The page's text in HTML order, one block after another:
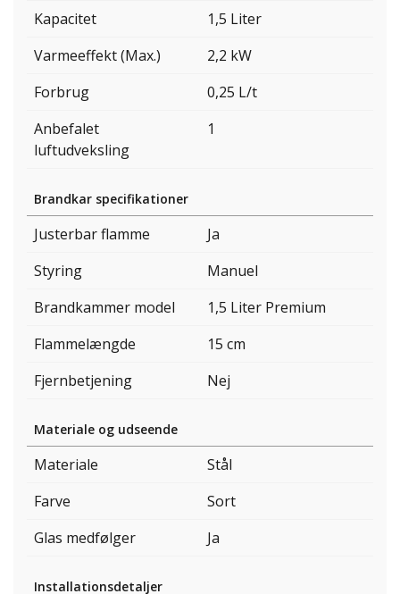
Kapacitet
1,5 Liter
Varmeeffekt (Max.)
2,2 kW
Forbrug
0,25 L/t
Anbefalet
luftudveksling
1
Brandkar specifikationer
Justerbar flamme
Ja
Styring
Manuel
Brandkammer model
1,5 Liter Premium
Flammelængde
15 cm
Fjernbetjening
Nej
Materiale og udseende
Materiale
Stål
Farve
Sort
Glas medfølger
Ja
Installationsdetaljer